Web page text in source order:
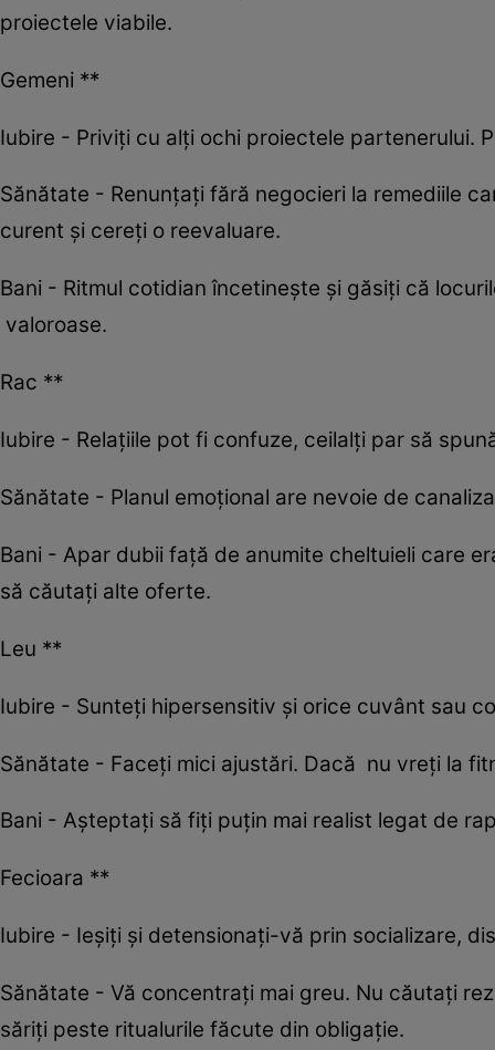
proiectele viabile.
Gemeni **
Iubire - Priviți cu alți ochi proiectele partenerului.
Sănătate - Renunțați fără negocieri la remediile
curent și cereți o reevaluare.
Bani - Ritmul cotidian încetinește și găsiți că
valoroase.
Rac **
Iubire - Relațiile pot fi confuze, ceilalți par să
Sănătate - Planul emoțional are nevoie de
Bani - Apar dubii față de anumite cheltuieli care
să căutați alte oferte.
Leu **
Iubire - Sunteți hipersensitiv și orice cuvânt sau
Sănătate - Faceți mici ajustări. Dacă nu vreți la
Bani - Așteptați să fiți puțin mai realist legat de
Fecioara **
Iubire - Ieșiți și detensionați-vă prin socializare,
Sănătate - Vă concentrați mai greu. Nu căutați
săriți peste ritualurile făcute din obligație.